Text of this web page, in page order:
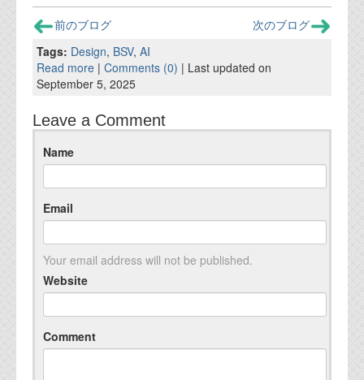
前のブログ
次のブログ
Tags: Design, BSV, AI
Read more | Comments (0) | Last updated on
September 5, 2025
Leave a Comment
Name
Email
Your email address will not be published.
Website
Comment